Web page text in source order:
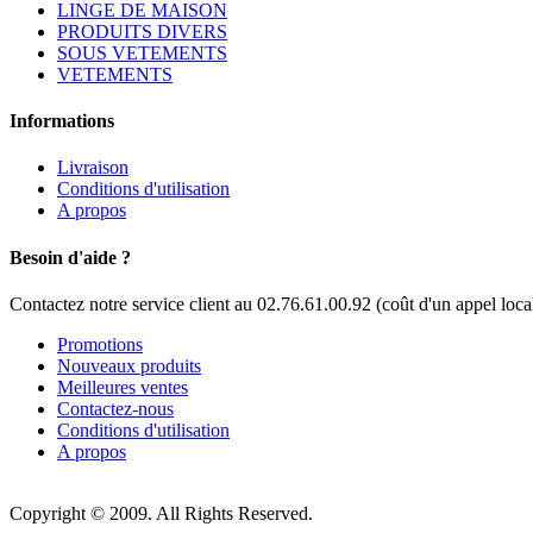
LINGE DE MAISON
PRODUITS DIVERS
SOUS VETEMENTS
VETEMENTS
Informations
Livraison
Conditions d'utilisation
A propos
Besoin d'aide ?
Contactez notre service client au 02.76.61.00.92 (coût d'un appel
Promotions
Nouveaux produits
Meilleures ventes
Contactez-nous
Conditions d'utilisation
A propos
Copyright © 2009. All Rights Reserved.